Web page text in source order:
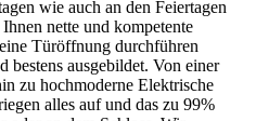
wie auch an den Feiertagen
nette und kompetente
Türöffnung durchführen
bestens ausgebildet. Von einer
zu hochmoderne Elektrische
alles auf und das zu 99%